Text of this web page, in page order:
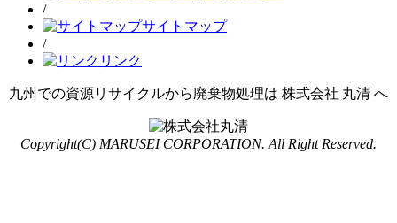
/
サイトマップ
/
リンク
九州での資源リサイクルから廃棄物処理は 株式会社 丸清 へ
Copyright(C) MARUSEI CORPORATION. All Right Reserved.